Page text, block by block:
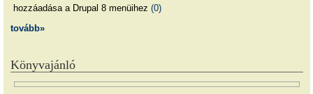
hozzáadása a Drupal 8 menüihez (0)
tovább»
Könyvajánló